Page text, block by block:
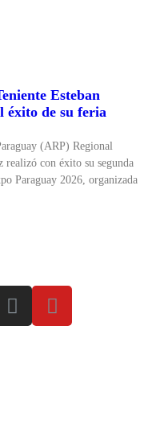
Esteban
éxito de su feria
(ARP) Regional
realizó con éxito su segunda
Paraguay 2026, organizada